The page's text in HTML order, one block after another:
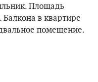
Площадь
Балкона в квартире
помещение.